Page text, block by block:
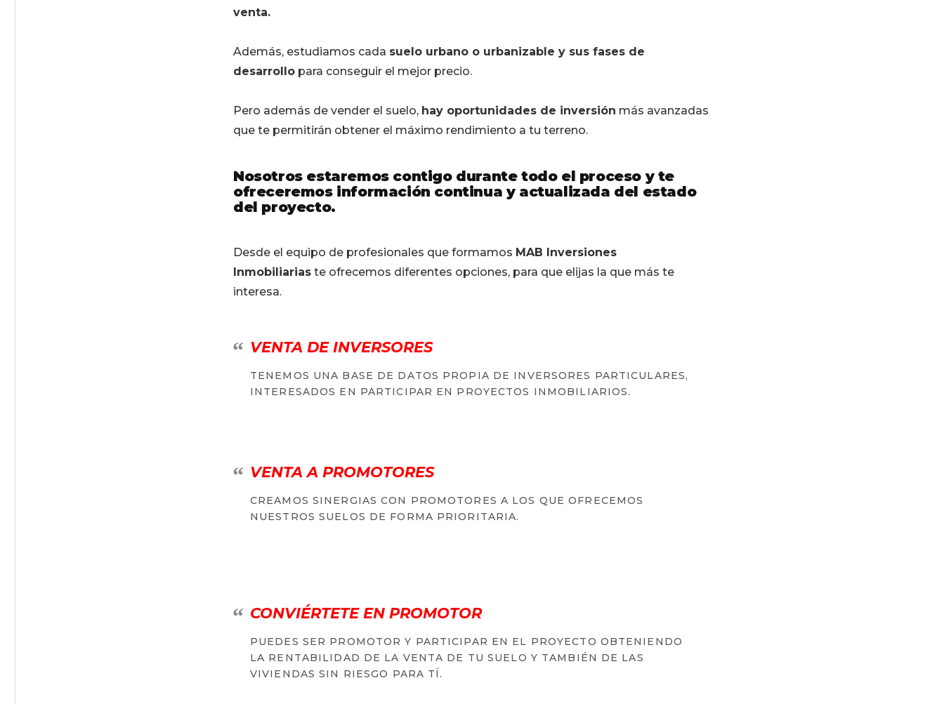
venta.
Además, estudiamos cada suelo urbano o urbanizable y sus fases de
desarrollo para conseguir el mejor precio.
Pero además de vender el suelo, hay oportunidades de inversión más avanzadas
que te permitirán obtener el máximo rendimiento a tu terreno.
Nosotros estaremos contigo durante todo el proceso y te
ofreceremos información continua y actualizada del estado
del proyecto.
Desde el equipo de profesionales que formamos MAB Inversiones
Inmobiliarias te ofrecemos diferentes opciones, para que elijas la que más te
interesa.
VENTA DE INVERSORES
TENEMOS UNA BASE DE DATOS PROPIA DE INVERSORES PARTICULARES,
INTERESADOS EN PARTICIPAR EN PROYECTOS INMOBILIARIOS.
VENTA A PROMOTORES
CREAMOS SINERGIAS CON PROMOTORES A LOS QUE OFRECEMOS
NUESTROS SUELOS DE FORMA PRIORITARIA.
CONVIÉRTETE EN PROMOTOR
PUEDES SER PROMOTOR Y PARTICIPAR EN EL PROYECTO OBTENIENDO
LA RENTABILIDAD DE LA VENTA DE TU SUELO Y TAMBIÉN DE LAS
VIVIENDAS SIN RIESGO PARA TÍ.